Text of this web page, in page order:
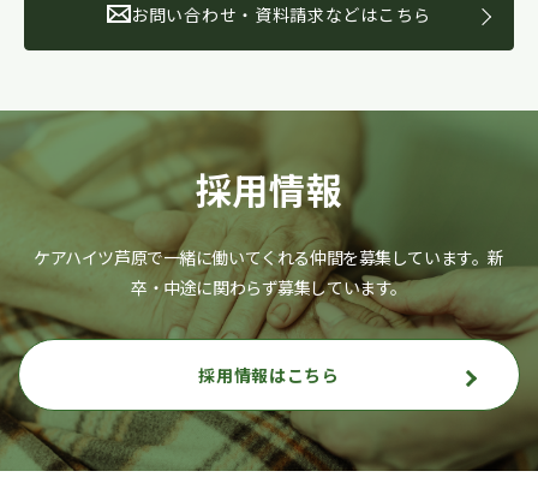
お問い合わせ・資料請求などはこちら
採用情報
ケアハイツ芦原で一緒に働いてくれる仲間を募集しています。新
卒・中途に関わらず募集しています。
採用情報はこちら